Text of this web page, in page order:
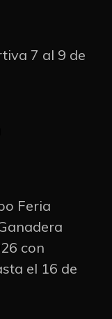
7 al 9 de
Feria
con
el 16 de